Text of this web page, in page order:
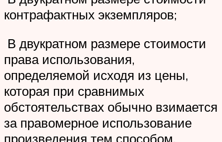
контрафактных экземпляров;
️ В двукратном размере стоимости
права использования,
определяемой исходя из цены,
которая при сравнимых
обстоятельствах обычно взимается
за правомерное использование
произведения тем способом,